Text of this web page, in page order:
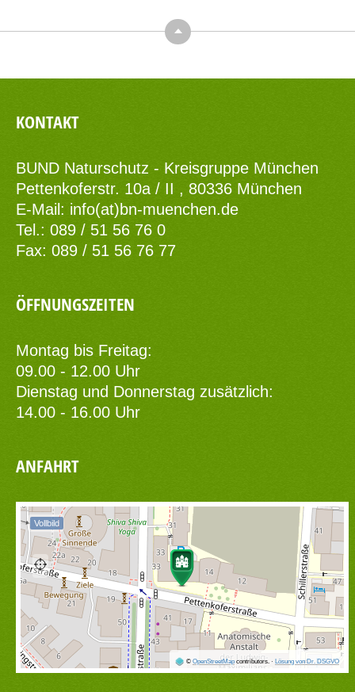
Top
KONTAKT
BUND Naturschutz - Kreisgruppe München
Pettenkoferstr. 10a / II , 80336 München
E-Mail: info(at)bn-muenchen.de
Tel.: 089 / 51 56 76 0
Fax: 089 / 51 56 76 77
ÖFFNUNGSZEITEN
Montag bis Freitag:
09.00 - 12.00 Uhr
Dienstag und Donnerstag zusätzlich:
14.00 - 16.00 Uhr
ANFAHRT
© OpenStreetMapcontributors. · Lösung von Dr. DSGVO
Vollbild